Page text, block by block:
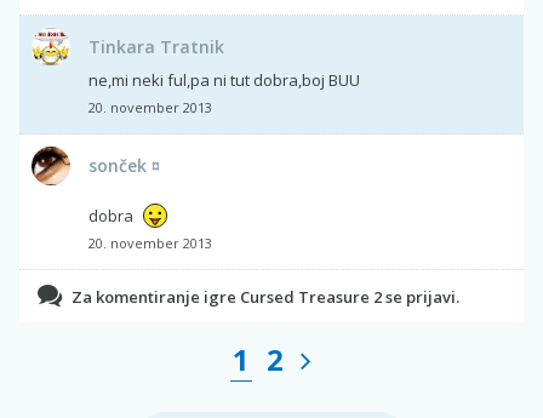
Tinkara Tratnik
ne,mi neki ful,pa ni tut dobra,boj BUU
20. november 2013
sonček ¤
dobra
20. november 2013
Za komentiranje igre Cursed Treasure 2 se prijavi.
1 2